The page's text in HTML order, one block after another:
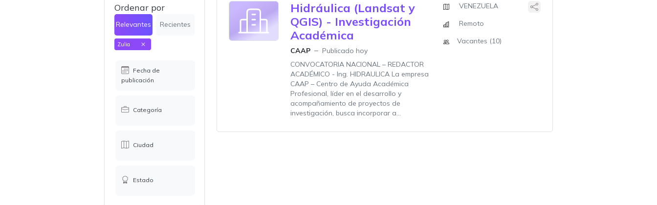
Ordenar por
Relevantes Recientes
Zulia
Fecha de
publicación
Categoría
Ciudad
Estado
Hidráulica (Landsat y
QGIS) - Investigación
Académica
CAAP
Publicado hoy
CONVOCATORIA NACIONAL – REDACTOR
ACADÉMICO - Ing. HIDRAULICA La empresa
CAAP – Centro de Ayuda Académica
Profesional, líder en el desarrollo y
acompañamiento de proyectos de
investigación, busca incorporar a...
VENEZUELA
Remoto
Vacantes (10)